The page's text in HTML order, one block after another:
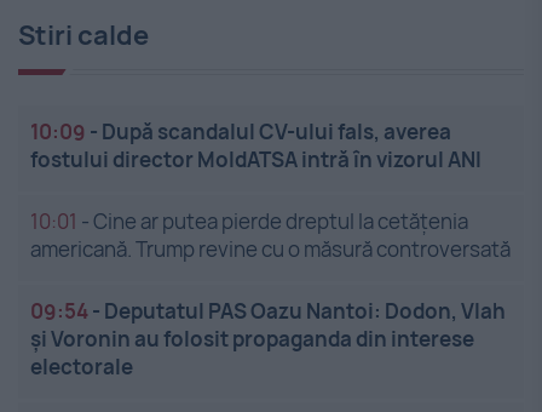
Stiri calde
10:09 - După scandalul CV-ului fals, averea
fostului director MoldATSA intră în vizorul ANI
10:01 -Cine ar putea pierde dreptul la cetățenia
americană. Trump revine cu o măsură controversată
09:54- Deputatul PAS Oazu Nantoi: Dodon, Vlah
și Voronin au folosit propaganda din interese
electorale